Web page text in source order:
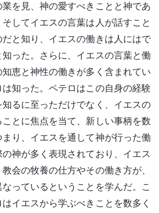
を見、神の愛すべきことと神であ
してイエスの言葉は人が話すこと
と知り、イエスの働きは人にはで
知った。さらに、イエスの言葉と働
知恵と神性の働きが多く含まれてい
知った。ペテロはこの自身の経験
るに至っただけでなく、イエスの
とに焦点を当て、新しい事柄を数
り、イエスを通して神が行った働
神が多く表現されており、イエス
会の牧養の仕方やその働き方が、
っているということを学んだ。こ
イエスから学ぶべきことを数多く